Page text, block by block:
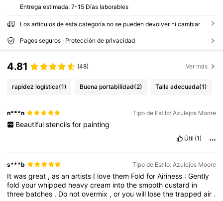
Entrega estimada: 7-15 Días laborables
Los artículos de esta categoría no se pueden devolver ni cambiar
Pagos seguros · Protección de privacidad
4.81 (48) Ver más
rapidez logística(1) Buena portabilidad(2) Talla adecuada(1)
n***n Tipo de Estilo: Azulejos Moore
Beautiful stencils for painting
Útil (1)
s***b Tipo de Estilo: Azulejos Moore
Itwasgreat ,asanartists I lovethem FoldforAiriness :Gently
foldyourwhipped heavycream intothesmoothcustard in
three batches . Do notovermix ,oryouwill losethetrappedair .